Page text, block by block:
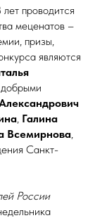
проводится
меценатов –
призы,
являются
, Галина
Всемирнова,
Санкт-
России